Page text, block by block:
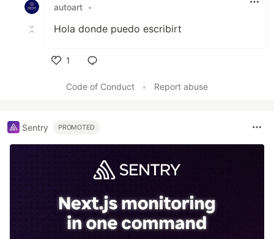
autoart •
Hola donde puedo escribirt
1
Code of Conduct
• Report abuse
Sentry PROMOTED